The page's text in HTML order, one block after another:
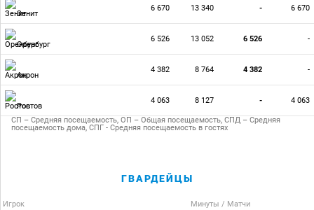
Зенит
6 670 13 340 - 6 670
Оренбург
6 526 13 052 6 526 -
Акрон
4 382 8 764 4 382 -
Ростов
4 063 8 127 - 4 063
СП – Средняя посещаемость, ОП – Общая посещаемость, СПД – Средняя
посещаемость дома, СПГ - Средняя посещаемость в гостях
ГВАРДЕЙЦЫ
Игрок Минуты / Матчи